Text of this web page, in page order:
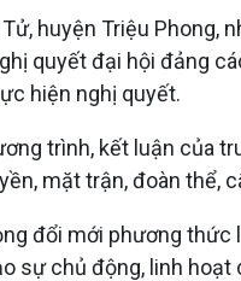
huyện Triệu Phong,
quyết đại hội đảng
hiện nghị quyết.
trình, kết luận của
mặt trận, đoàn thể,
đổi mới phương
sự chủ động, linh